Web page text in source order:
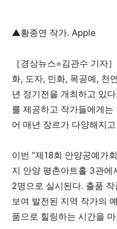
▲황종연 작가. Apple
［경상뉴스=김관수 기자
화, 도자, 민화, 목공예, 천
년 정기전을 개최하고 있
를 제공하고 작가들에게
어 매년 장르가 다양해지
이번 “제18회 안양공예가
지 안양 평촌아트홀 3관에
2명으로 실시된다. 출품
보여 발전된 지역 작가의
품으로 힐링하는 시간을